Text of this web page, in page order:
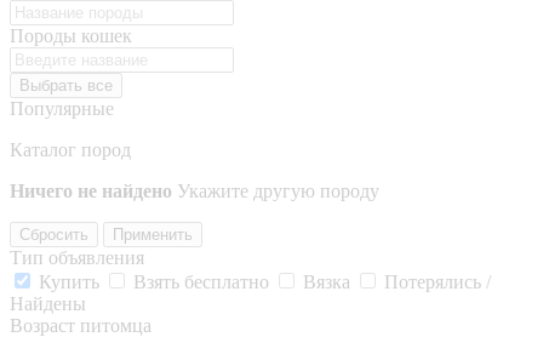
Породы кошек
Выбрать все
Популярные
Каталог пород
Ничего не найдено Укажите другую породу
Сбросить Применить
Тип объявления
Купить
Взять бесплатно Вязка
Потерялись /
Найдены
Возраст питомца